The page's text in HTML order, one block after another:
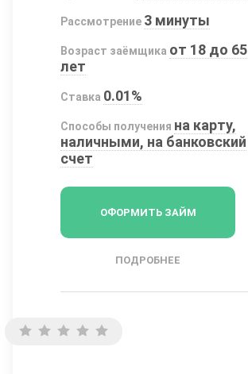
Рассмотрение 3 минуты
Возраст заёмщика от 18 до 65
лет
Ставка 0.01%
Способы получения на карту,
наличными, на банковский
счет
ОФОРМИТЬ ЗАЙМ
ПОДРОБНЕЕ